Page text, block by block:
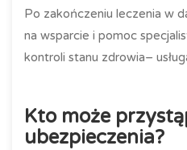
Po zakończeniu leczenia w
na wsparcie i pomoc
kontroli stanu zdrowia–
Kto może
ubezpieczenia?